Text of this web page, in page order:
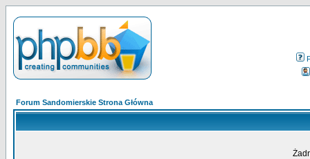
Forum Sandomierskie Strona Główna